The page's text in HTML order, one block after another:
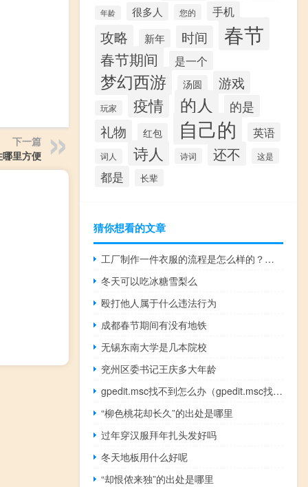
下一篇
里方便
年龄 很多人 您的 手机
攻略 新年 时间 春节
春节期间 是一个
梦幻西游 汤圆 游戏
玩家 疫情 的人 的是
礼物 红包 自己的 英语
词人 诗人 诗词 还不 这是
都是 长辈
猜你想看的文章
工厂制作一件衣服的流程是怎么样的？如何设计爆款衣服？
冬天可以吃冰糖雪梨么
殴打他人属于什么违法行为
成都春节期间有没有地铁
无锡东南大学是几本院校
兖州区委书记王庆多大年龄
gpedit.msc找不到怎么办（gpedit.msc找不到）
“柳色桃花却长久”的出处是哪里
过年穿汉服拜年扎头发好吗
冬天地板用什么好呢
“却恨侬来独”的出处是哪里